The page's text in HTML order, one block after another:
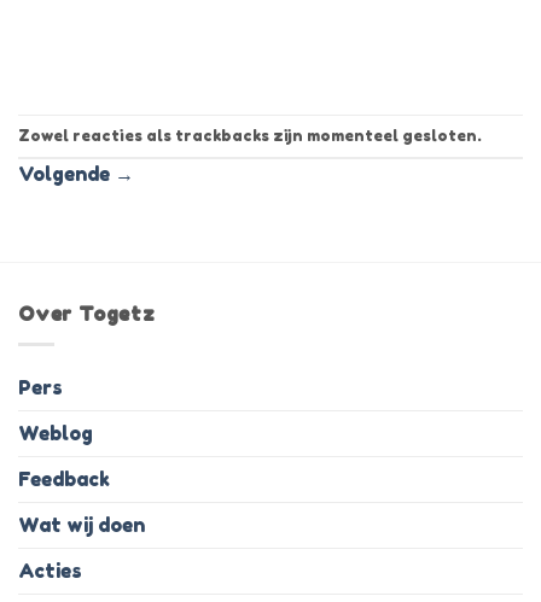
Zowel reacties als trackbacks zijn momenteel gesloten.
Volgende →
Over Togetz
Pers
Weblog
Feedback
Wat wij doen
Acties